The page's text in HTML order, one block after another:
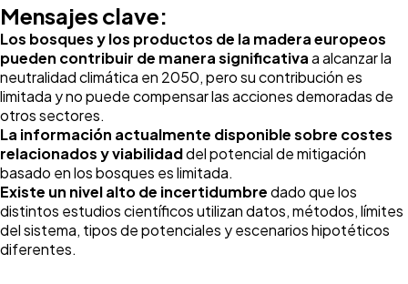
Mensajes clave:
Los bosques y los productos de la madera europeos
pueden contribuir de manera significativaa alcanzar la
neutralidad climática en 2050, pero su contribución es
limitada y no puede compensar las acciones demoradas de
otros sectores.
La información actualmente disponible sobre costes
relacionados y viabilidaddel potencial de mitigación
basado en los bosques es limitada.
Existe un nivel alto de incertidumbredado que los
distintos estudios científicos utilizan datos, métodos, límites
del sistema, tipos de potenciales y escenarios hipotéticos
diferentes.